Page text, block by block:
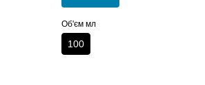
Об'єм мл
100